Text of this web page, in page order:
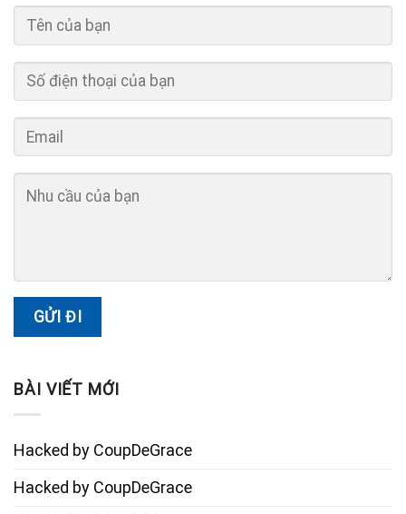
BÀI VIẾT MỚI
Hacked by CoupDeGrace
Hacked by CoupDeGrace